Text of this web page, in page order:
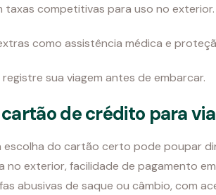
taxas competitivas para uso no exterior.
como assistência médica e
sua viagem antes de embarcar.
de crédito para
escolha do cartão certo pode poupar
exterior, facilidade de pagamento
abusivas de saque ou câmbio, com